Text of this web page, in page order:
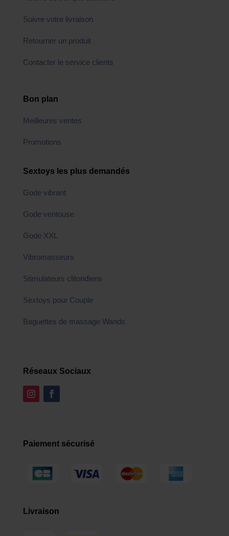
Suivre votre livraison
Retourner un produit
Contacter le service clients
Bon plan
Meilleures ventes
Promotions
Sextoys les plus demandés
Gode vibrant
Gode ventouse
Gode XXL
Vibromasseurs
Stimulateurs clitoridiens
Sextoys pour Couple
Baguettes de massage Wands
Réseaux Sociaux
Paiement sécurisé
Livraison